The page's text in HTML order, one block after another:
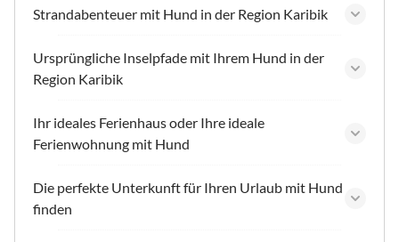
Strandabenteuer mit Hund in der Region Karibik
Ursprüngliche Inselpfade mit Ihrem Hund in der
Region Karibik
Ihr ideales Ferienhaus oder Ihre ideale
Ferienwohnung mit Hund
Die perfekte Unterkunft für Ihren Urlaub mit Hund
finden